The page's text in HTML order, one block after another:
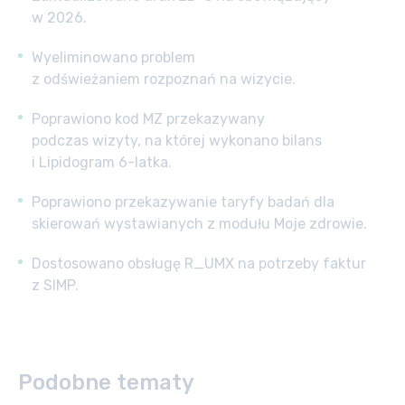
w 2026.
Wyeliminowano problem
z odświeżaniem rozpoznań na wizycie.
Poprawiono kod MZ przekazywany
podczas wizyty, na której wykonano bilans
i Lipidogram 6-latka.
Poprawiono przekazywanie taryfy badań dla
skierowań wystawianych z modułu Moje zdrowie.
Dostosowano obsługę R_UMX na potrzeby faktur
z SIMP.
Podobne tematy